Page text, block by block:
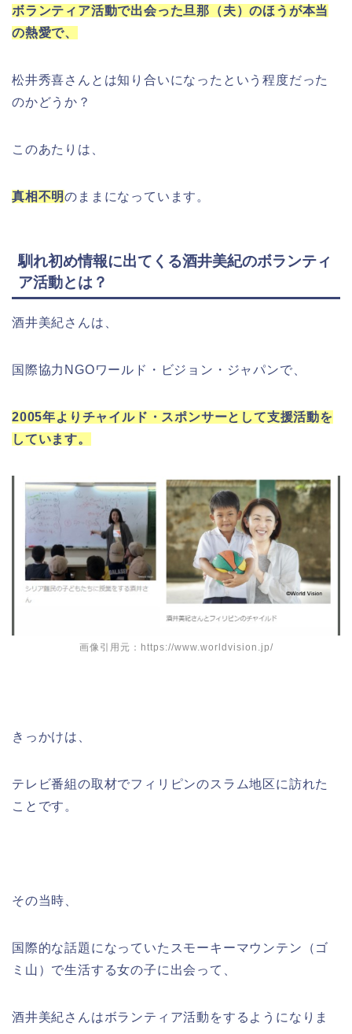
ボランティア活動で出会った旦那（夫）のほうが本当
の熱愛で、
松井秀喜さんとは知り合いになったという程度だった
のかどうか？
このあたりは、
真相不明のままになっています。
馴れ初め情報に出てくる酒井美紀のボランティ
ア活動とは？
酒井美紀さんは、
国際協力NGOワールド・ビジョン・ジャパンで、
2005年よりチャイルド・スポンサーとして支援活動を
しています。
画像引用元：https://www.worldvision.jp/
きっかけは、
テレビ番組の取材でフィリピンのスラム地区に訪れた
ことです。
その当時、
国際的な話題になっていたスモーキーマウンテン（ゴ
ミ山）で生活する女の子に出会って、
酒井美紀さんはボランティア活動をするようになりま